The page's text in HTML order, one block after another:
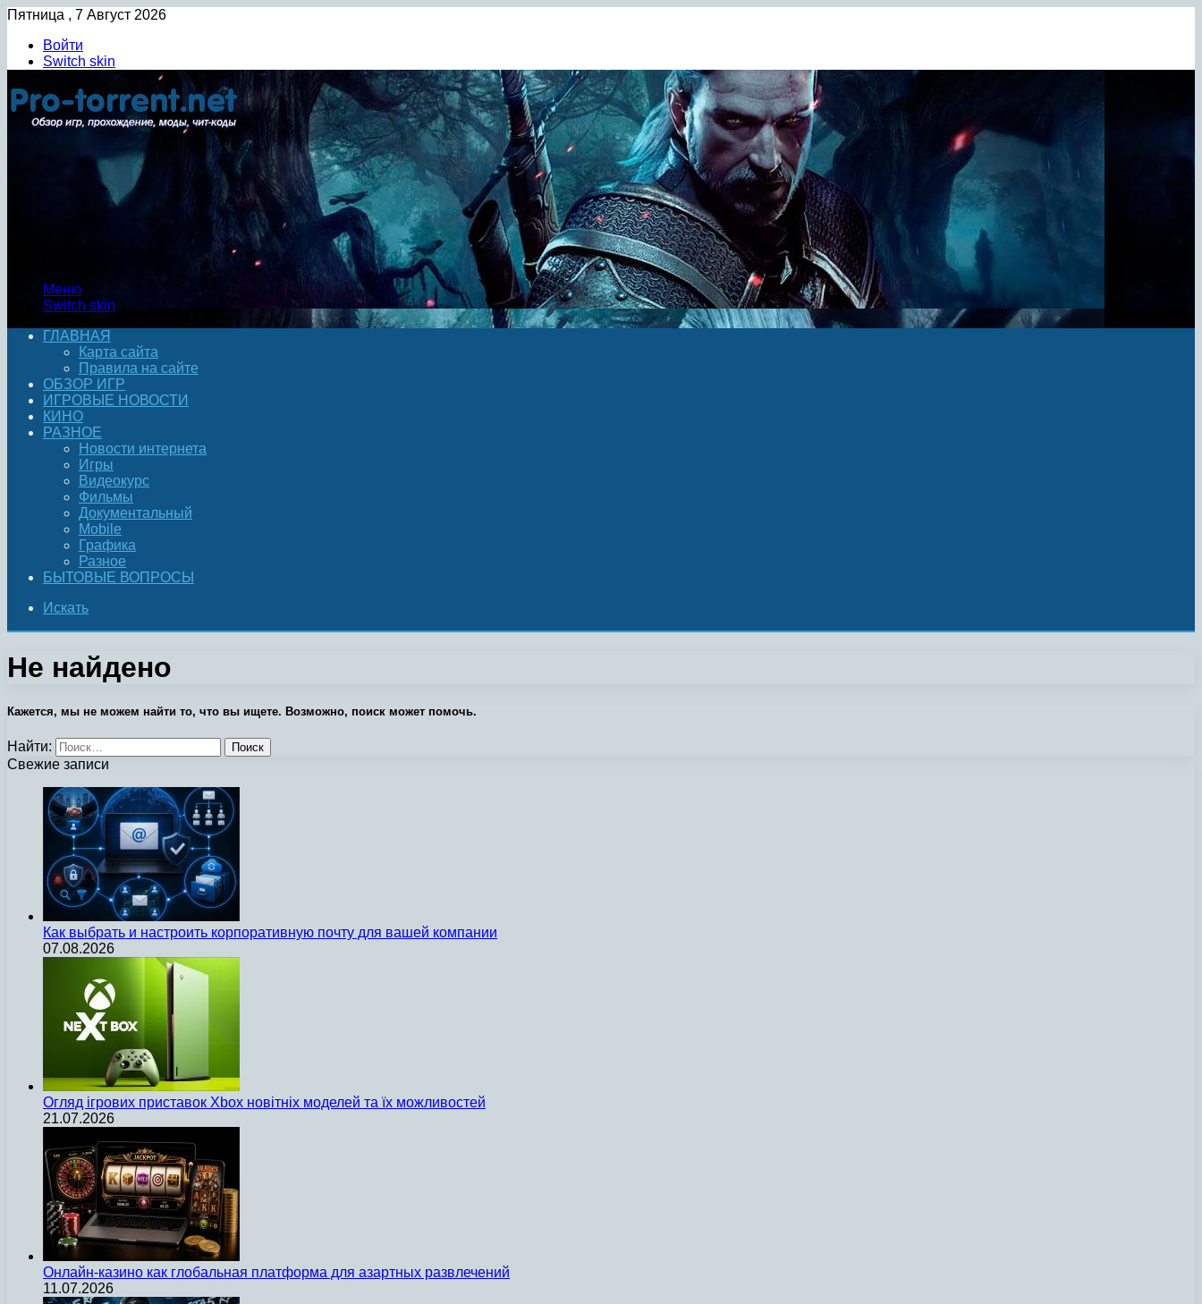
Пятница , 7 Август 2026
Войти
Switch skin
Меню
Switch skin
ГЛАВНАЯ
Карта сайта
Правила на сайте
ОБЗОР ИГР
ИГРОВЫЕ НОВОСТИ
КИНО
РАЗНОЕ
Новости интернета
Игры
Видеокурс
Фильмы
Документальный
Mobile
Графика
Разное
БЫТОВЫЕ ВОПРОСЫ
Искать
Не найдено
Кажется, мы не можем найти то, что вы ищете. Возможно, поиск может помочь.
Найти:
Свежие записи
Как выбрать и настроить корпоративную почту для вашей компании
07.08.2026
Огляд ігрових приставок Xbox новітніх моделей та їх можливостей
21.07.2026
Онлайн-казино как глобальная платформа для азартных развлечений
11.07.2026